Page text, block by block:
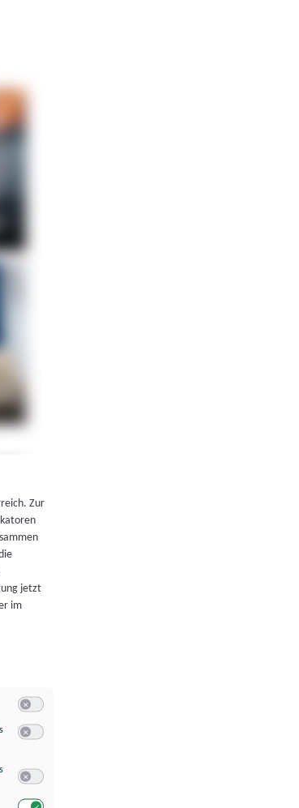
Zur
jetzt
im
zu Speichern von oder Zugriff auf Informationen auf einem Endgerät
zu Verwendung reduzierter Daten zur Auswahl von Werbeanzeigen